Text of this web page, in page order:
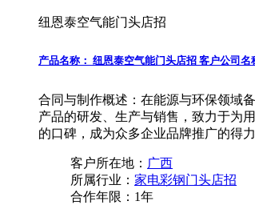
纽恩泰空气能门头店招
产品名称： 纽恩泰空气能门头店招 客户公司名
合同与制作概述： 在能源与环保领域
产品的研发、生产与销售，致力于为
的口碑，成为众多企业品牌推广的得
客户所在地： 广西
所属行业： 家电彩钢门头店招
合作年限： 1年